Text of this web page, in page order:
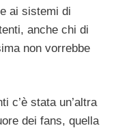
ai sistemi di
anche chi di
non vorrebbe
c’è stata un’altra
dei fans, quella